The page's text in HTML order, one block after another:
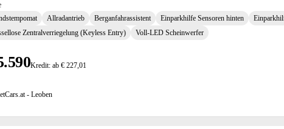
Allradantrieb Berganfahrassistent Einparkhilfe Sensoren hinten
Zentralverriegelung (Keyless Entry)
Voll-LED Scheinwerfer
Kredit: ab € 227,01
- Leoben